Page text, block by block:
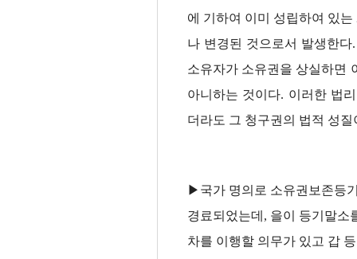
에 기하여 이미 성립하여 있
나 변경된 것으로서 발생한
소유자가 소유권을 상실하면
아니하는 것이다. 이러한 법
더라도 그 청구권의 법적 성
▶국가 명의로 소유권보존등
경료되었는데, 을이 등기말소
차를 이행할 의무가 있고 갑